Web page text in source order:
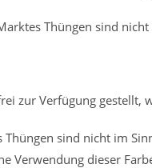
Thüngen sind
zur Verfügung
sind nicht im
Verwendung dieser